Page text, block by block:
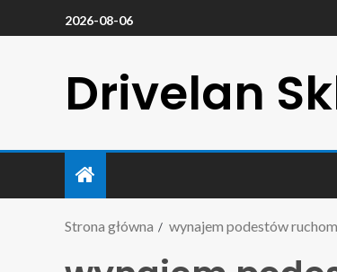
2026-08-06
Drivelan
Strona główna wynajem podestów